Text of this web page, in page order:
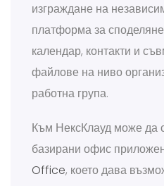
изграждане на
платформа за
календар, контакти и
файлове на ниво
работна група.
Към НексКлауд може да
базирани офис
Office, което дава